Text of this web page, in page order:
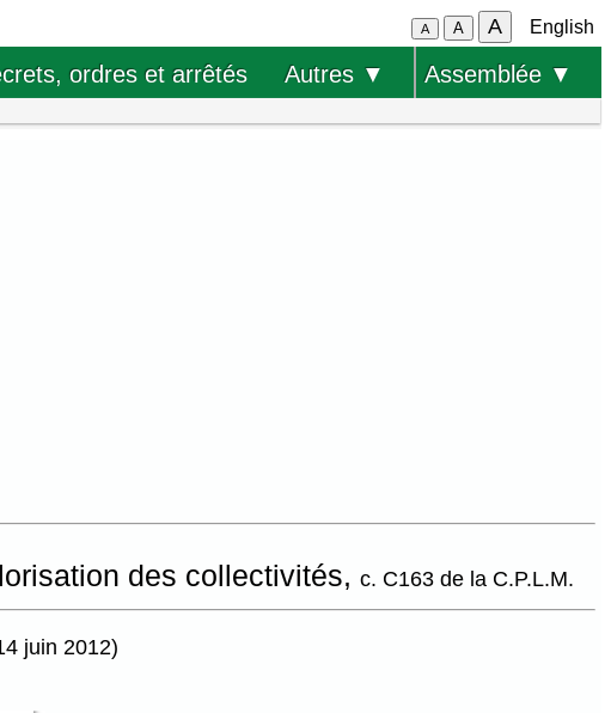
A A A English
ordres et arrêtés Autres ▼ Assemblée ▼
des collectivités, c. C163 de la C.P.L.M.
juin 2012)